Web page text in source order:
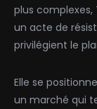
plus complexes,
un acte de
privilégient le
Elle se
un marché qui